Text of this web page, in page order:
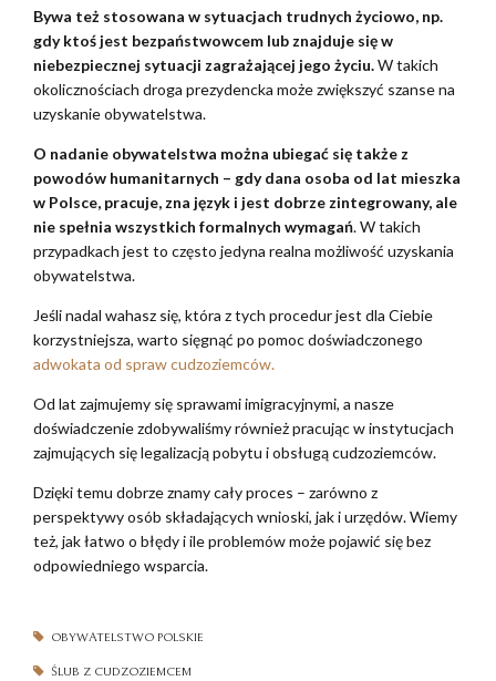
Bywa też stosowana w sytuacjach trudnych życiowo, np.
gdy ktoś jest bezpaństwowcem lub znajduje się w
niebezpiecznej sytuacji zagrażającej jego życiu.W takich
okolicznościach droga prezydencka może zwiększyć szanse na
uzyskanie obywatelstwa.
O nadanie obywatelstwa można ubiegać się także z
powodów humanitarnych – gdy dana osoba od lat mieszka
w Polsce, pracuje, zna język i jest dobrze zintegrowany, ale
nie spełnia wszystkich formalnych wymagań. W takich
przypadkach jest to często jedyna realna możliwość uzyskania
obywatelstwa.
Jeśli nadal wahasz się, która z tych procedur jest dla Ciebie
korzystniejsza, warto sięgnąć po pomoc doświadczonego
adwokata od spraw cudzoziemców.
Od lat zajmujemy się sprawami imigracyjnymi, a nasze
doświadczenie zdobywaliśmy również pracując w instytucjach
zajmujących się legalizacją pobytu i obsługą cudzoziemców.
Dzięki temu dobrze znamy cały proces – zarówno z
perspektywy osób składających wnioski, jak i urzędów. Wiemy
też, jak łatwo o błędy i ile problemów może pojawić się bez
odpowiedniego wsparcia.
OBYWATELSTWO POLSKIE
ŚLUB Z CUDZOZIEMCEM